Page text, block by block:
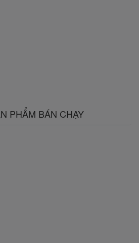
PHẨM BÁN CHẠY